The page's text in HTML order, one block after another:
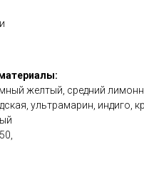
желтый, средний
ультрамарин, индиго,